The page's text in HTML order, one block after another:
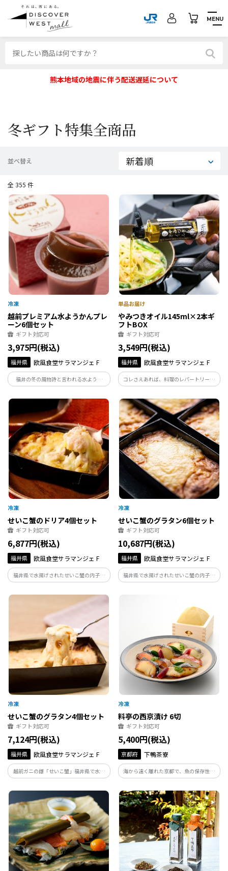
MENU
熊本地域の地震に伴う配送遅延について
冬ギフト特集全商品
並べ替え
全 355 件
越前プレミアム水ようかんプレ
ーン6個セット
ギフト対応可
3,975円(税込)
福井県 欧風食堂サラマンジェ F
福井の冬の風物詩と言われる水ようか
ん。冬だけでなく通年食べられるように
しました。
やみつきオイル145ml×2本ギ
フトBOX
ギフト対応可
3,549円(税込)
福井県 欧風食堂サラマンジェ F
コレさえあれば、料理のレパートリーが
増える便利な調味オイル！便利なオイル
を贈り物仕様にしました！
せいこ蟹のドリア4個セット
ギフト対応可
6,877円(税込)
福井県 欧風食堂サラマンジェ F
福井県で水揚げされたせいこ蟹の内子、
外子、カニ身をたっぷりと使用し、福井
県産の米で作るピラフと合わせたせいこ
蟹のドリアです。せいこ蟹だからこそ味わ
える濃厚な美味しさをお楽しみ下さい。
せいこ蟹のグラタン6個セット
ギフト対応可
10,687円(税込)
福井県 欧風食堂サラマンジェ F
福井県で水揚げされたせいこ蟹の内子、
外子、カニ身をたっぷりと使用した、カ
しみ下さい。
せいこ蟹のグラタン4個セット
ギフト対応可
7,124円(税込)
福井県 欧風食堂サラマンジェ F
越前ガニの雌「せいこ蟹」福井県で水揚
げされたせいこ蟹の内子、プチプチした
外子、カニ身をたっぷりと使用した、カ
ニを満喫できるグラタンです。せいこ蟹だ
からこそ味わえる濃厚な美味しさをお楽
しみ下さい。
料亭の西京漬け 6切
ギフト対応可
5,400円(税込)
京都府 下鴨茶寮
海から遠く離れた京都で、魚の保存性を
高め、美味しくいただくために生まれた
西京漬け。 麹が多く塩分が少ないため、
品の良い甘みと香りを醸し出す西京白味
噌を使用した下鴨茶寮特製の西京味噌漬
けです。